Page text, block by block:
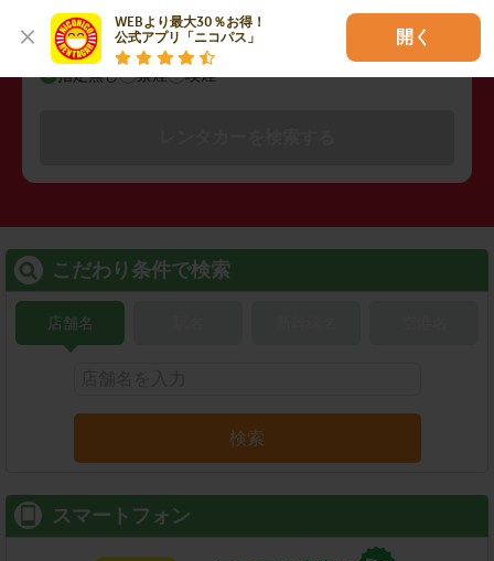
WEBより最大30％お得！
公式アプリ「ニコパス」
開く
禁煙/喫煙
指定無し 禁煙 喫煙
こだわり条件で検索
店舗名
検索
スマートフォン